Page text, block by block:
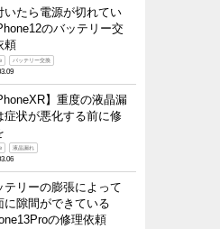
いたら電源が切れてい
のバッテリー交
頼
バッテリー交換
】重度の液晶漏
症状が悪化する前に修
液晶漏れ
テリーの膨張によって
に隙間ができている
の修理依頼